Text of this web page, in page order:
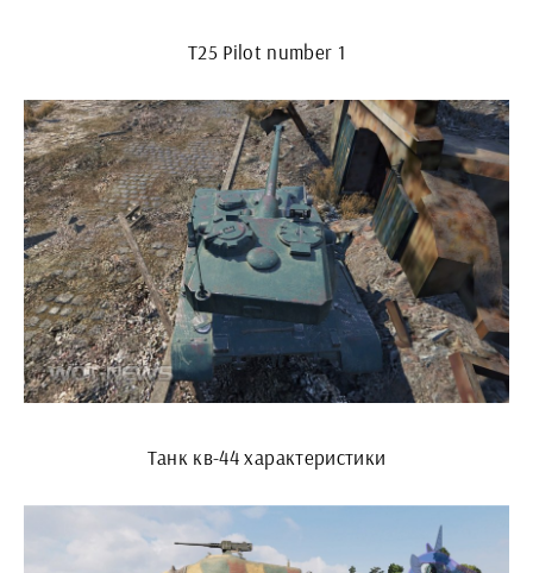
T25 Pilot number 1
Танк кв-44 характеристики